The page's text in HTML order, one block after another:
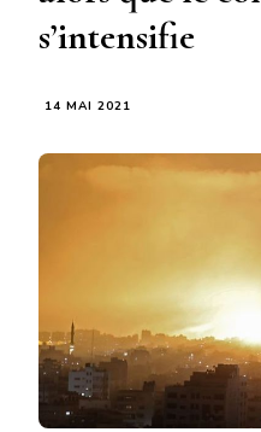
s’intensifie
14 MAI 2021